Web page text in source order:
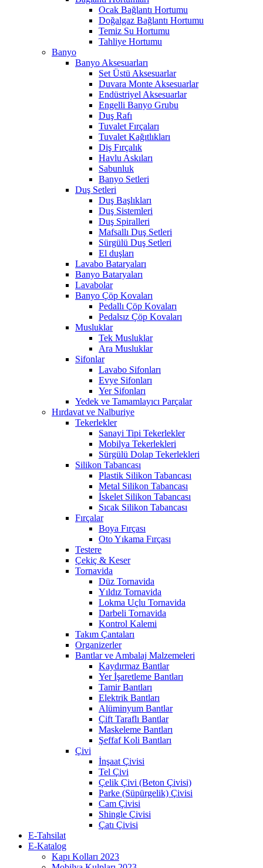
Ocak Bağlantı Hortumu
Doğalgaz Bağlantı Hortumu
Temiz Su Hortumu
Tahliye Hortumu
Banyo
Banyo Aksesuarları
Set Üstü Aksesuarlar
Duvara Monte Aksesuarlar
Endüstriyel Aksesuarlar
Engelli Banyo Grubu
Duş Rafı
Tuvalet Fırçaları
Tuvalet Kağıtlıkları
Diş Fırçalık
Havlu Askıları
Sabunluk
Banyo Setleri
Duş Setleri
Duş Başlıkları
Duş Sistemleri
Duş Spiralleri
Mafsallı Duş Setleri
Sürgülü Duş Setleri
El duşları
Lavabo Bataryaları
Banyo Bataryaları
Lavabolar
Banyo Çöp Kovaları
Pedallı Çöp Kovaları
Pedalsız Çöp Kovaları
Musluklar
Tek Musluklar
Ara Musluklar
Sifonlar
Lavabo Sifonları
Evye Sifonları
Yer Sifonları
Yedek ve Tamamlayıcı Parçalar
Hırdavat ve Nalburiye
Tekerlekler
Sanayi Tipi Tekerlekler
Mobilya Tekerlekleri
Sürgülü Dolap Tekerlekleri
Silikon Tabancası
Plastik Silikon Tabancası
Metal Silikon Tabancası
İskelet Silikon Tabancası
Sıcak Silikon Tabancası
Fırçalar
Boya Fırçası
Oto Yıkama Fırçası
Testere
Çekiç & Keser
Tornavida
Düz Tornavida
Yıldız Tornavida
Lokma Uçlu Tornavida
Darbeli Tornavida
Kontrol Kalemi
Takım Çantaları
Organizerler
Bantlar ve Ambalaj Malzemeleri
Kaydırmaz Bantlar
Yer İşaretleme Bantları
Tamir Bantları
Elektrik Bantları
Alüminyum Bantlar
Çift Taraflı Bantlar
Maskeleme Bantları
Şeffaf Koli Bantları
Çivi
İnşaat Çivisi
Tel Çivi
Çelik Çivi (Beton Çivisi)
Parke (Süpürgelik) Çivisi
Cam Çivisi
Shingle Çivisi
Çatı Çivisi
E-Tahsilat
E-Katalog
Kapı Kolları 2023